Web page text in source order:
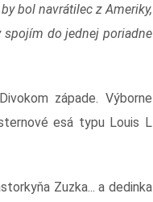
bol navrátilec z Ameriky,
do jednej poriadne
západe. Výborne
esá typu Louis L
Zuzka... a dedinka